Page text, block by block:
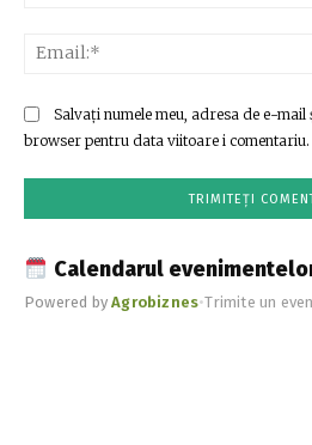
Salvați numele meu, adresa de e-mail
browser pentru data viitoare i comentariu.
Calendarul
Powered byAgrobiznes•Trimite un